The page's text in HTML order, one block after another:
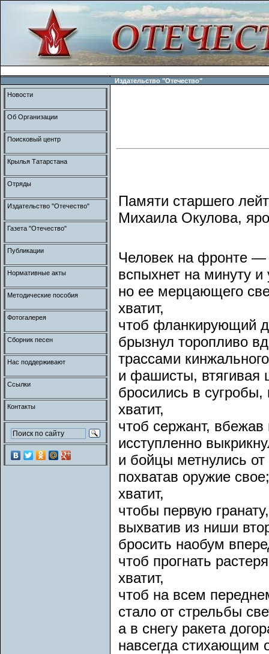
Издательство "Отечество"
Памяти старшего
Михаила Окулова,
Человек на фронте —
вспыхнет на минуту
но ее мерцающего
хватит,
чтоб фланкирующий
брызнул торопливо
трассами
и фашисты, втягивая
бросились в сугробы,
хватит,
чтоб сержант, вбежав
исступленно
и бойцы метнулись
похватав оружие свое;
хватит,
чтобы первую гранату,
выхватив из ниши
бросить наобум
чтоб прогнать
хватит,
чтоб на всем
стало от стрельбы
а в снегу ракета
навсегда стихающим
Новости
Об Организации
Поисковый центр
Крылья Татарстана
Отряды
Издательство "Отечество"
Газета "Отечество"
Публикации
Нормативные акты
Методические пособия
Фотогалерея
Сборник песен
Нас поддерживают
Ссылки
Контакты